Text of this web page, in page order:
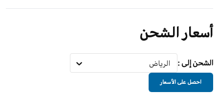
أسعار الشحن
الشحن إلى : الرياض
احصل على الأسعار